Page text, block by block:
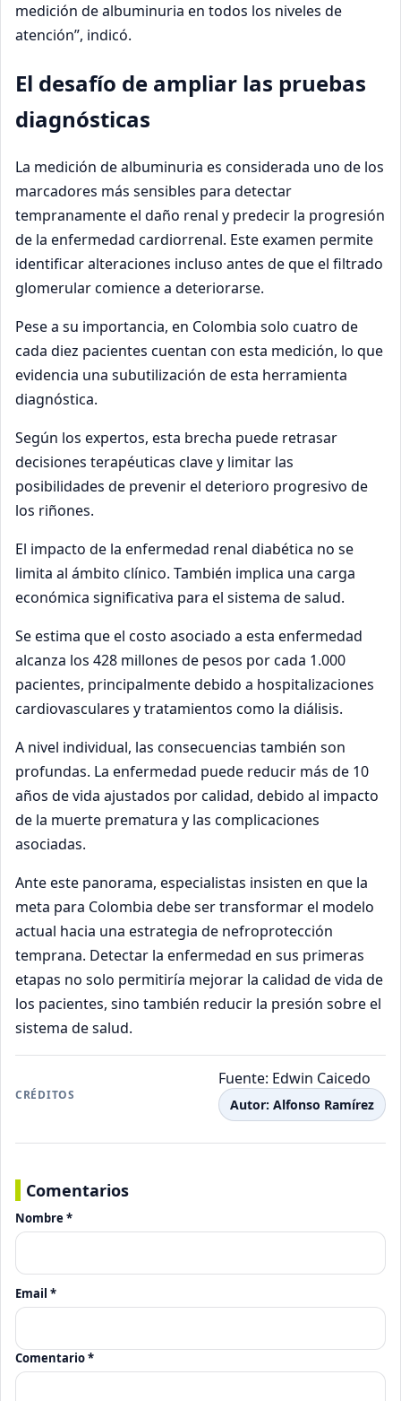
medición de albuminuria en todos los niveles de
atención”, indicó.
El desafío de ampliar las pruebas
diagnósticas
La medición de albuminuria es considerada uno de los
marcadores más sensibles para detectar
tempranamente el daño renal y predecir la progresión
de la enfermedad cardiorrenal. Este examen permite
identificar alteraciones incluso antes de que el filtrado
glomerular comience a deteriorarse.
Pese a su importancia, en Colombia solo cuatro de
cada diez pacientes cuentan con esta medición, lo que
evidencia una subutilización de esta herramienta
diagnóstica.
Según los expertos, esta brecha puede retrasar
decisiones terapéuticas clave y limitar las
posibilidades de prevenir el deterioro progresivo de
los riñones.
El impacto de la enfermedad renal diabética no se
limita al ámbito clínico. También implica una carga
económica significativa para el sistema de salud.
Se estima que el costo asociado a esta enfermedad
alcanza los 428 millones de pesos por cada 1.000
pacientes, principalmente debido a hospitalizaciones
cardiovasculares y tratamientos como la diálisis.
A nivel individual, las consecuencias también son
profundas. La enfermedad puede reducir más de 10
años de vida ajustados por calidad, debido al impacto
de la muerte prematura y las complicaciones
asociadas.
Ante este panorama, especialistas insisten en que la
meta para Colombia debe ser transformar el modelo
actual hacia una estrategia de nefroprotección
temprana. Detectar la enfermedad en sus primeras
etapas no solo permitiría mejorar la calidad de vida de
los pacientes, sino también reducir la presión sobre el
sistema de salud.
CRÉDITOS
Fuente: Edwin Caicedo
Autor: Alfonso Ramírez
Comentarios
Nombre *
Email *
Comentario *